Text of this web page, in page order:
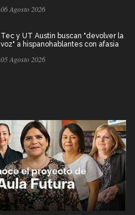
06 Agosto 2026
Tec y UT Austin buscan "devolver la
voz" a hispanohablantes con afasia
05 Agosto 2026